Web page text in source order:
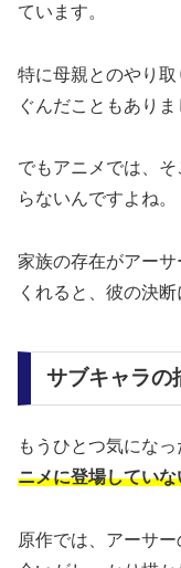
ています。
特に母親とのやり
ぐんだこともありま
でもアニメでは、そ
らないんですよね。
家族の存在がアー
くれると、彼の決
サブキャラの
もうひとつ気になっ
ニメに登場していな
原作では、アーサ